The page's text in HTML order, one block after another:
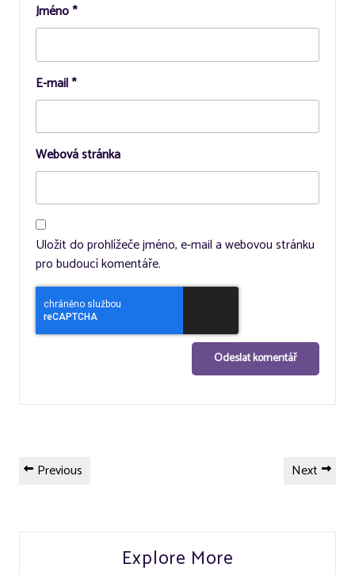
Jméno*
E-mail*
Webová stránka
Uložit do prohlížeče jméno, e-mail a webovou stránku
pro budoucí komentáře.
Navigace
pro
Previous
Previous
Next
Next
Explore More